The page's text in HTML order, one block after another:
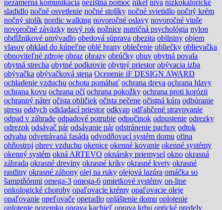
nezámerná komunikácia nezištná pomoc nikel niva nízkokalorické
sladidlo nočné osvetlenie nočné stolíky nočné svietidlo nočný krém
nočný stolík nordic walking novoročné oslavy novoročné vinše
novoročné záväzky nový rok nožnice nutričná psychológia nylon
obdĺžnikové umývadlo obedová súprava obezita obilniny objem
vlasov obklad do kúpeľne oblé hrany oblečenie obliečky oblievačka
obnoviteľné zdroje obraz obrazy obrúčky obuv obytná povala
obytná strecha obytné podkrovie obytný priestor obývacia izba
obývačka obývačková stena Ocenenie iF DESIGN AWARD
ochladenie vzduchu ochota pomáhať ochrana dreva ochrana hlavy
ochrana kovu ochrana očí ochrana pokožky ochrana proti korózii
ochranný náter očista obličiek očista pečene očistná kúra odbúranie
stresu oddych odkladací priestor odkvap odľahčené stravovanie
odpad v záhrade odpadové potrubie odpočinok odpustenie odrezky
odrezok odsávač pár odsávanie pár odstránenie pachov odtok
odvaha odvetrávaná fasáda odvodňovací systém domu ofina
ohňostroj ohrev vzduchu okenice okenné kovanie okenné systémy
okenný systém okná ARTEVO oknársky priemysel okno okrasná
záhrada okrasné dreviny okrasné kríky okrasné kvety okrasné
rastliny okrasné záhony olej na ruky olejová lazúra omáčka so
šampiňónmi omega-3 omega-6 omietkové systémy on-line
onkologické choroby opaľovacie krémy opaľovacie oleje
opaľovanie opeľovače operadlo opláštenie domu oplotenie
oplotenie pozemku oprava kachieľ oprava krbu optické predely